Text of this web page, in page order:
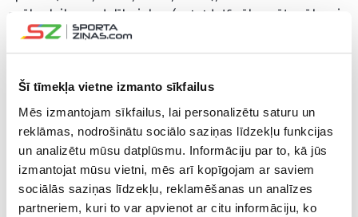
Šī tīmekļa vietne izmanto sīkfailus
Mēs izmantojam sīkfailus, lai personalizētu saturu un
reklāmas, nodrošinātu sociālo saziņas līdzekļu funkcijas
un analizētu mūsu datplūsmu. Informāciju par to, kā jūs
izmantojat mūsu vietni, mēs arī kopīgojam ar saviem
sociālās saziņas līdzekļu, reklamēšanas un analīzes
partneriem, kuri to var apvienot ar citu informāciju, ko
spēles laiku un dalībniekus (astotdaļfināla spēļu sākumi
paredzēti plkst. 12:00, plkst. 15:15, plkst. 18:30 un plkst.
21:45).Oficiāla iespēja apmainīt iegādātās biļetes
Ceturtdaļfinālā 9. septembrī spēlēs astotdaļfināla pāru
B2-A3 un C1-D4 uzvarētāji, kā arī A1-B4 un D2-C3
uzvarētāji. 10. septembrī, spēlēs astotdaļfināla pāru (B1-
A4 un C2-D3, kā arī A2-B3 un D1-C4 uzvarētāji. Abas
dienas spēles sāksies plkst.17 un plkst.21, bet secība būs
zināma tikai pēc astotdaļfināla spēlēm. Bronzas spēle